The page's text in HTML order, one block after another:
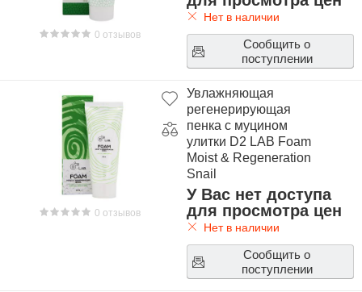
0 отзывов
Нет в наличии
Сообщить о
поступлении
0 отзывов
Увлажняющая
регенерирующая
пенка с муцином
улитки D2 LAB Foam
Moist & Regeneration
Snail
У Вас нет доступа
для просмотра цен
Нет в наличии
Сообщить о
поступлении